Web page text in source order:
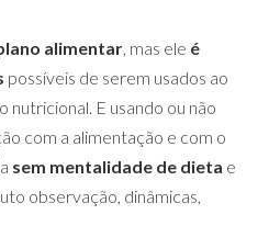
alimentar , mas ele é
possíveis de serem usados ao
nutricional. E usando ou não
com a alimentação e com o
sem mentalidade de dieta e
observação, dinâmicas,